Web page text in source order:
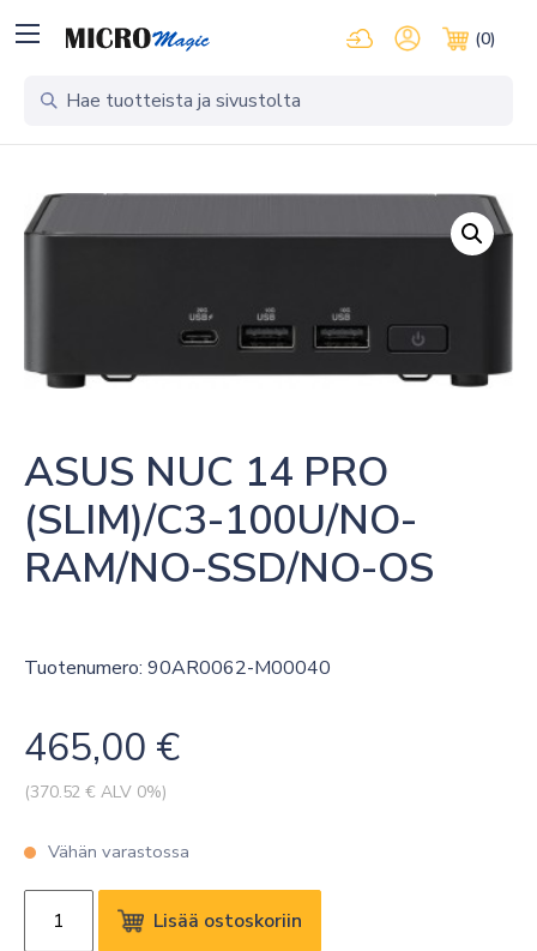
KirjauduOma tili
(0)
ASUS NUC 14 PRO
(SLIM)/C3-100U/NO-
RAM/NO-SSD/NO-OS
Tuotenumero: 90AR0062-M00040
465,00 €
(370.52 € ALV 0%)
Vähän varastossa
NUC
Lisää ostoskoriin